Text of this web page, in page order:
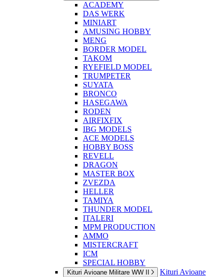
ACADEMY
DAS WERK
MINIART
AMUSING HOBBY
MENG
BORDER MODEL
TAKOM
RYEFIELD MODEL
TRUMPETER
SUYATA
BRONCO
HASEGAWA
RODEN
AIRFIXFIX
IBG MODELS
ACE MODELS
HOBBY BOSS
REVELL
DRAGON
MASTER BOX
ZVEZDA
HELLER
TAMIYA
THUNDER MODEL
ITALERI
MPM PRODUCTION
AMMO
MISTERCRAFT
ICM
SPECIAL HOBBY
Kituri Avioane Militare WW II
Kituri Avioane